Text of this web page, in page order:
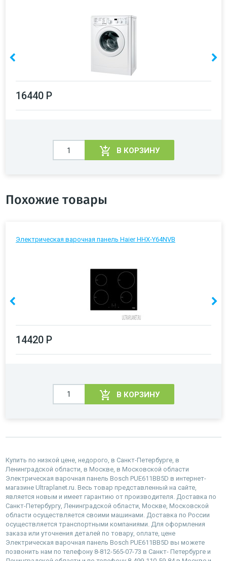
16440 Р
В КОРЗИНУ
Похожие товары
Электрическая варочная панель Haier HHX-Y64NVB
14420 Р
В КОРЗИНУ
Купить по низкой цене, недорого, в Санкт-Петербурге, в
Ленинградской области, в Москве, в Московской области
Электрическая варочная панель Bosch PUE611BB5D в интернет-
магазине Ultraplanet.ru. Весь товар представленный на сайте,
является новым и имеет гарантию от производителя. Доставка по
Санкт-Петербургу, Ленинградской области, Москве, Московской
области осуществляется своими машинами. Доставка по России
осуществляется транспортными компаниями. Для оформления
заказа или уточнения деталей по товару, оплате, цене
Электрическая варочная панель Bosch PUE611BB5D вы можете
позвонить нам по телефону 8-812-565-07-73 в Санкт- Петербурге и